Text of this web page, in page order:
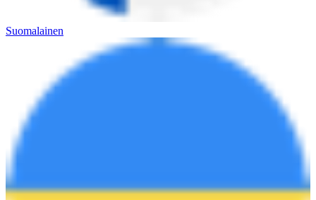
Suomalainen